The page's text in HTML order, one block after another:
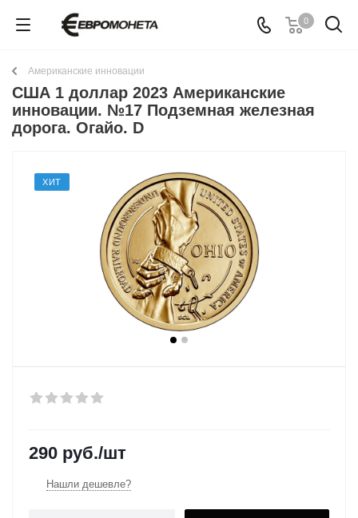
0
Американские инновации
США 1 доллар 2023 Американские
инновации. №17 Подземная железная
дорога. Огайо. D
ХИТ
290 руб./шт
Нашли дешевле?